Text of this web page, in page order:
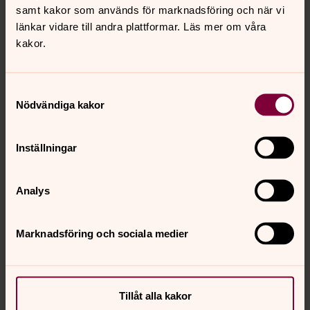
samt kakor som används för marknadsföring och när vi
länkar vidare till andra plattformar. Läs mer om våra
kakor.
Nödvändiga kakor
Inställningar
Analys
Marknadsföring och sociala medier
Tillåt alla kakor
askgravlunden.
Anhöriga
anvisad plats, dock ej gravlyktor och
På platsen för gravsättningen får inte någon
Minnesblad skickas ut till anhöriga efter
Gravsättning sker normalt under perioden 1 maj – 31
oktober.
Senast ändrad 4 mars 2024
Synpunkter eller frågor på sidans